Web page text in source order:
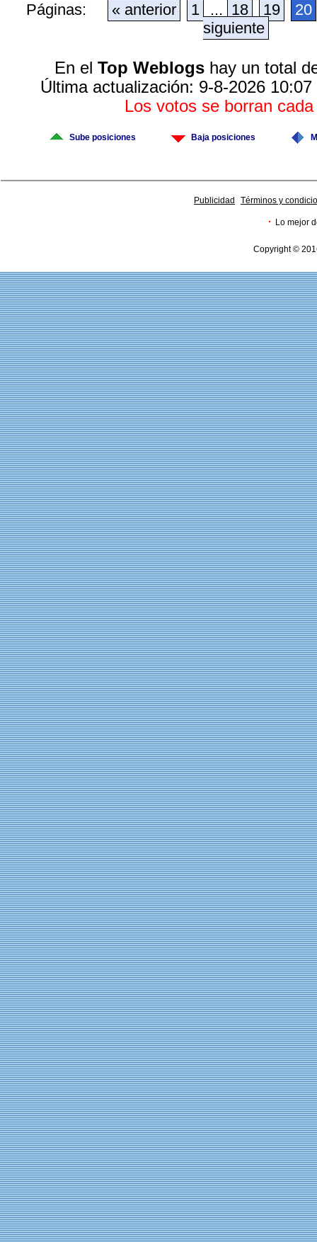
Páginas: « anterior 1 ... 18 19
20
siguiente
En el Top Weblogs hay un total
Última actualización: 9-8-2026
Los votos se borran
Sube posiciones Baja posiciones
Publicidad Términos y
· Lo mejor
Copyright ©